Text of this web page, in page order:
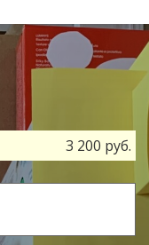
3 200 руб.